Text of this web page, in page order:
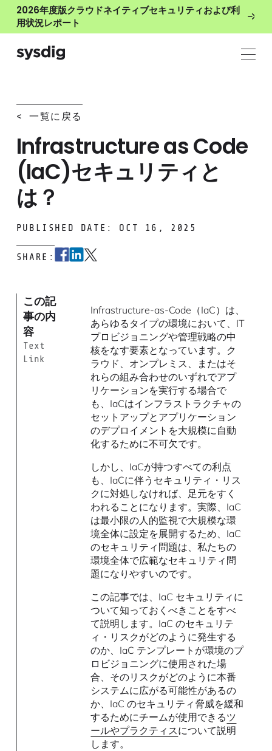
2026年度版クラウドネイティブセキュリティおよび利
用状況レポート
< 一覧に戻る
Infrastructure as Code
(IaC)セキュリティと
は？
PUBLISHED DATE: OCT 16, 2025
SHARE:
この記
事の内
容
Text
Link
Infrastructure-as-Code（IaC）は、
あらゆるタイプの環境において、IT
プロビジョニングや管理戦略の中
核をなす要素となっています。ク
ラウド、オンプレミス、またはそ
れらの組み合わせのいずれでアプ
リケーションを実行する場合で
も、IaCはインフラストラクチャの
セットアップとアプリケーション
のデプロイメントを大規模に自動
化するために不可欠です。
しかし、IaCが持つすべての利点
も、IaCに伴うセキュリティ・リス
クに対処しなければ、足元をすく
われることになります。実際、IaC
は最小限の人的監視で大規模な環
境全体に設定を展開するため、IaC
のセキュリティ問題は、私たちの
環境全体で広範なセキュリティ問
題になりやすいのです。
この記事では、IaC セキュリティに
ついて知っておくべきことをすべ
て説明します。IaC のセキュリテ
ィ・リスクがどのように発生する
のか、IaC テンプレートが環境のプ
ロビジョニングに使用された場
合、そのリスクがどのように本番
システムに広がる可能性があるの
か、IaC のセキュリティ脅威を緩和
するためにチームが使用できるツ
ールやプラクティスについて説明
します。